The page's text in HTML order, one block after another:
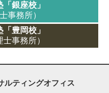
銀座校」
事務所）
豊岡校」
士事務所）
ルティングオフィス